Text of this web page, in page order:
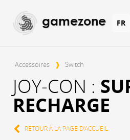
gamezone FR
Accessoires ❱ Switch
JOY‑CON :
RECHARGE
RETOUR À LA PAGE D'ACCUEIL